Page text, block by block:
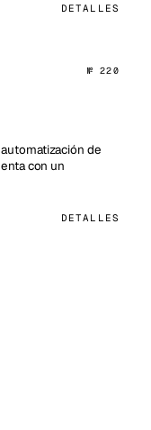
DETALLES
№ 220
de
con un
DETALLES